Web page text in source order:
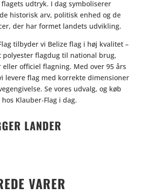
udtryk. I dag symboliserer
historisk arv, politisk enhed og de
der har formet landets udvikling.
tilbyder vi Belize flag i høj kvalitet –
polyester flagdug til national brug,
eller officiel flagning. Med over 95 års
levere flag med korrekte dimensioner
Se vores udvalg, og køb
Klauber‑Flag i dag.
LANDER
VARER